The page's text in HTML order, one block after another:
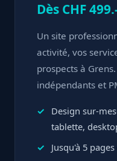
Dès CHF
Un site
activité, vos
prospects à
indépendants et
Design sur-
tablette,
Jusqu'à 5